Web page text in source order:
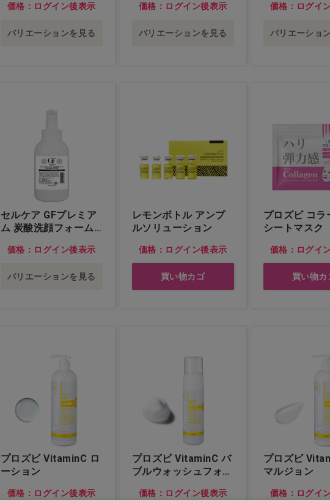
価格：ログイン後表示
バリエーションを見る
価格：ログイン後表示
バリエーションを見る
価格：ログイ
バリエーショ
セルケア GFプレミア
ム 炭酸洗顔フォーム
価格：ログイン後表示
バリエーションを見る
レモンボトル アンプ
ルソリューション
価格：ログイン後表示
買い物カゴ
プロズビ コラ
シートマスク
価格：ログイ
買い物カ
プロズビ VitaminC ロ
ーション
価格：ログイン後表示
プロズビ VitaminC バ
ブルウォッシュフォー
価格：ログイン後表示
プロズビ
マルジョン
価格：ログイ